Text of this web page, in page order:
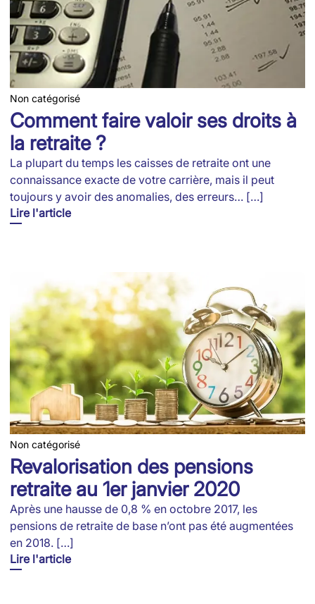
Non catégorisé
Comment faire valoir ses droits à
la retraite ?
La plupart du temps les caisses de retraite ont une
connaissance exacte de votre carrière, mais il peut
toujours y avoir des anomalies, des erreurs… […]
Lire l'article
Non catégorisé
Revalorisation des pensions
retraite au 1er janvier 2020
Après une hausse de 0,8 % en octobre 2017, les
pensions de retraite de base n’ont pas été augmentées
en 2018. […]
Lire l'article